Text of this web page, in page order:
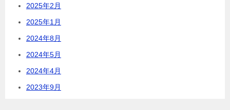
2025年2月
2025年1月
2024年8月
2024年5月
2024年4月
2023年9月